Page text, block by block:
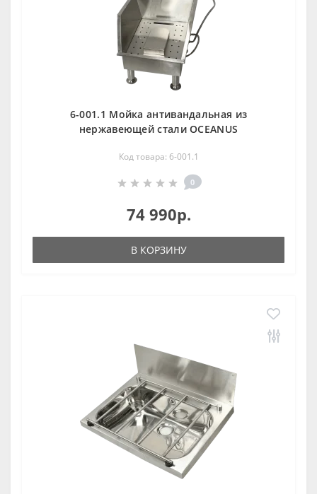
6-001.1 Мойка антивандальная из
нержавеющей стали OCEANUS
Код товара: 6-001.1
0
74 990р.
В КОРЗИНУ